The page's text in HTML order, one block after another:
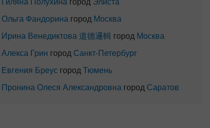
Ольга Фандорина город Москва
Ирина Венедиктова 道德邏輯 город Москва
Алекса Грин город Санкт-Петербург
Евгения Бреус город Тюмень
Пронина Олеся Александровна город Саратов